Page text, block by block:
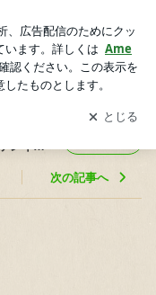
ンイチ のブログ
を受け取りまし
開く
ンイ
次の記事へ